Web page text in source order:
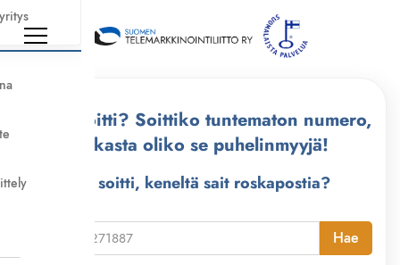
Kuka soitti? Soittiko tuntematon numero,
tarkasta oliko se puhelinmyyjä!
Kuka soitti, keneltä sait roskapostia?
Hae